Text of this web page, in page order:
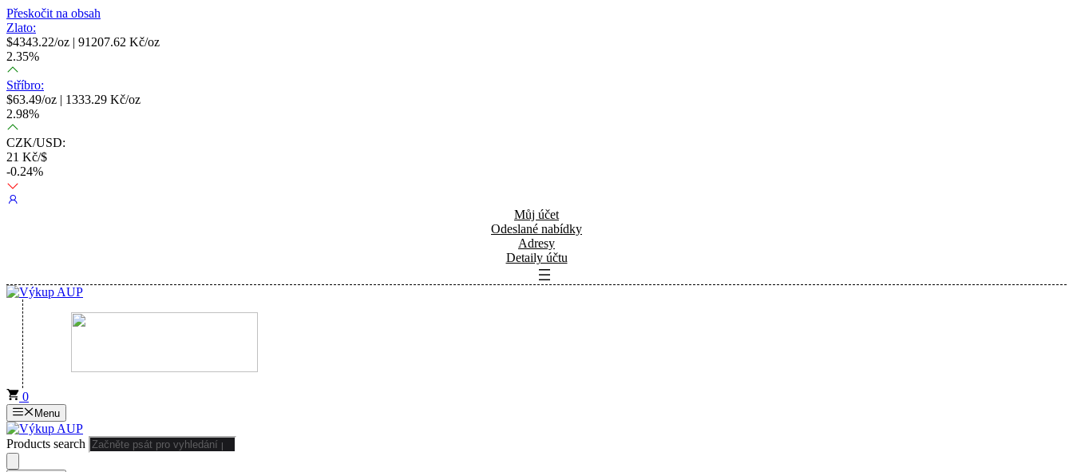
Přeskočit na obsah
Zlato:
$4343.22/oz | 91207.62 Kč/oz
2.35%
Stříbro:
$63.49/oz | 1333.29 Kč/oz
2.98%
CZK/USD:
21 Kč/$
-0.24%
Můj účet
Odeslané nabídky
Adresy
Detaily účtu
0
Menu
Products search